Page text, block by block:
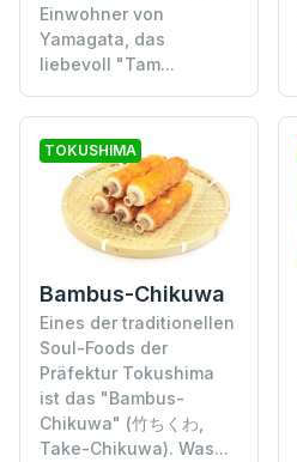
Einwohner von
Yamagata, das
liebevoll "Tam...
TOKUSHIMA
Bambus-Chikuwa
Eines der traditionellen
Soul-Foods der
Präfektur Tokushima
ist das "Bambus-
Chikuwa" (竹ちくわ,
Take-Chikuwa). Was...